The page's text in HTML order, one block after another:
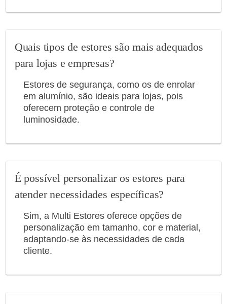
Quais tipos de estores são mais adequados
para lojas e empresas?
Estores de segurança, como os de enrolar
em alumínio, são ideais para lojas, pois
oferecem proteção e controle de
luminosidade.
É possível personalizar os estores para
atender necessidades específicas?
Sim, a Multi Estores oferece opções de
personalização em tamanho, cor e material,
adaptando-se às necessidades de cada
cliente.